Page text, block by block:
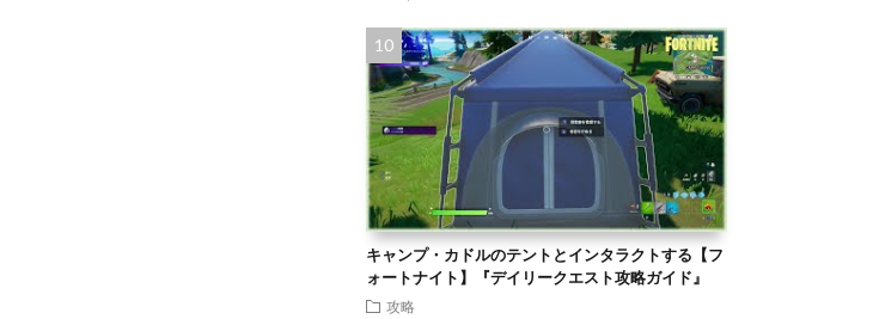
キャンプ・カドルのテントとインタラクトする【フ
ォートナイト】『デイリークエスト攻略ガイド』
攻略